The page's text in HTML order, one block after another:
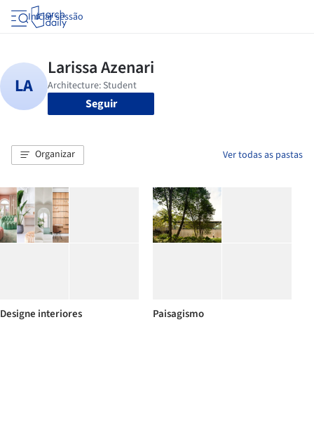
Iniciar sessão
Seguir
Organizar Ver todas as pastas
Designe interiores Paisagismo